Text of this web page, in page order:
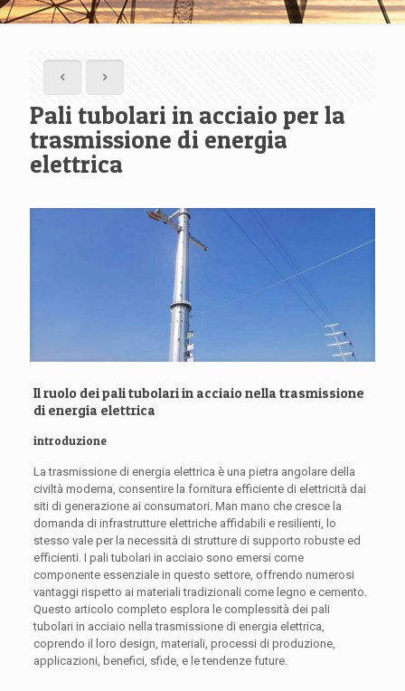
Pali tubolari in acciaio per la
trasmissione di energia
elettrica
Il ruolo dei pali tubolari in acciaio nella trasmissione
di energia elettrica
introduzione
La trasmissione di energia elettrica è una pietra angolare della
civiltà moderna, consentire la fornitura efficiente di elettricità dai
siti di generazione ai consumatori. Man mano che cresce la
domanda di infrastrutture elettriche affidabili e resilienti, lo
stesso vale per la necessità di strutture di supporto robuste ed
efficienti. I pali tubolari in acciaio sono emersi come
componente essenziale in questo settore, offrendo numerosi
vantaggi rispetto ai materiali tradizionali come legno e cemento.
Questo articolo completo esplora le complessità dei pali
tubolari in acciaio nella trasmissione di energia elettrica,
coprendo il loro design, materiali, processi di produzione,
applicazioni, benefici, sfide, e le tendenze future.